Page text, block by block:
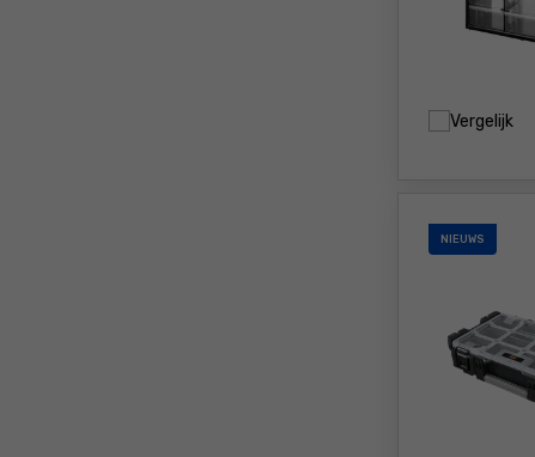
Vergelijk
NIEUWS